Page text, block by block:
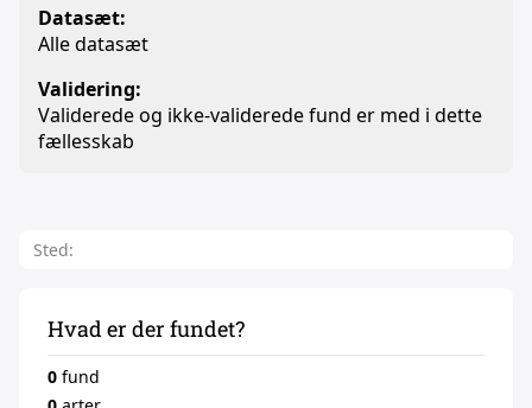
Datasæt:
Alle datasæt
Validering:
Validerede og ikke-validerede fund er med i dette
fællesskab
Sted:
Hvad er der fundet?
0 fund